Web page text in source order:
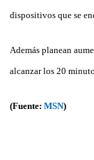
dispositivos que se
Además planean
alcanzar los 20
(Fuente: MSN)